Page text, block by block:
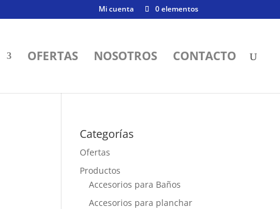
Mi cuenta 0 elementos
OFERTAS NOSOTROS CONTACTO
Categorías
Ofertas
Productos
Accesorios para Baños
Accesorios para planchar